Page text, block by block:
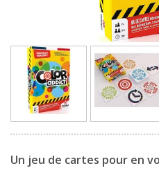
Un jeu de cartes pour en